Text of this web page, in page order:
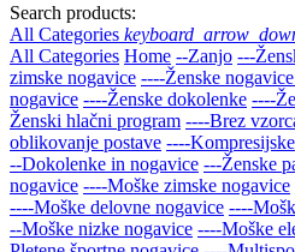
Search products:
All Categories
All Categories Home --Zanjo ---
zimske nogavice ----Ženske
nogavice ----Ženske dokolenke ----
Ženski hlačni program ----Brez
oblikovanje postave ----Kompresijske
--Dokolenke in nogavice ---Ženske
nogavice ----Moške zimske nogavice
----Moške delovne nogavice ----
--Moške nizke nogavice ----Moške